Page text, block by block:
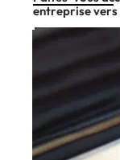
entreprise vers